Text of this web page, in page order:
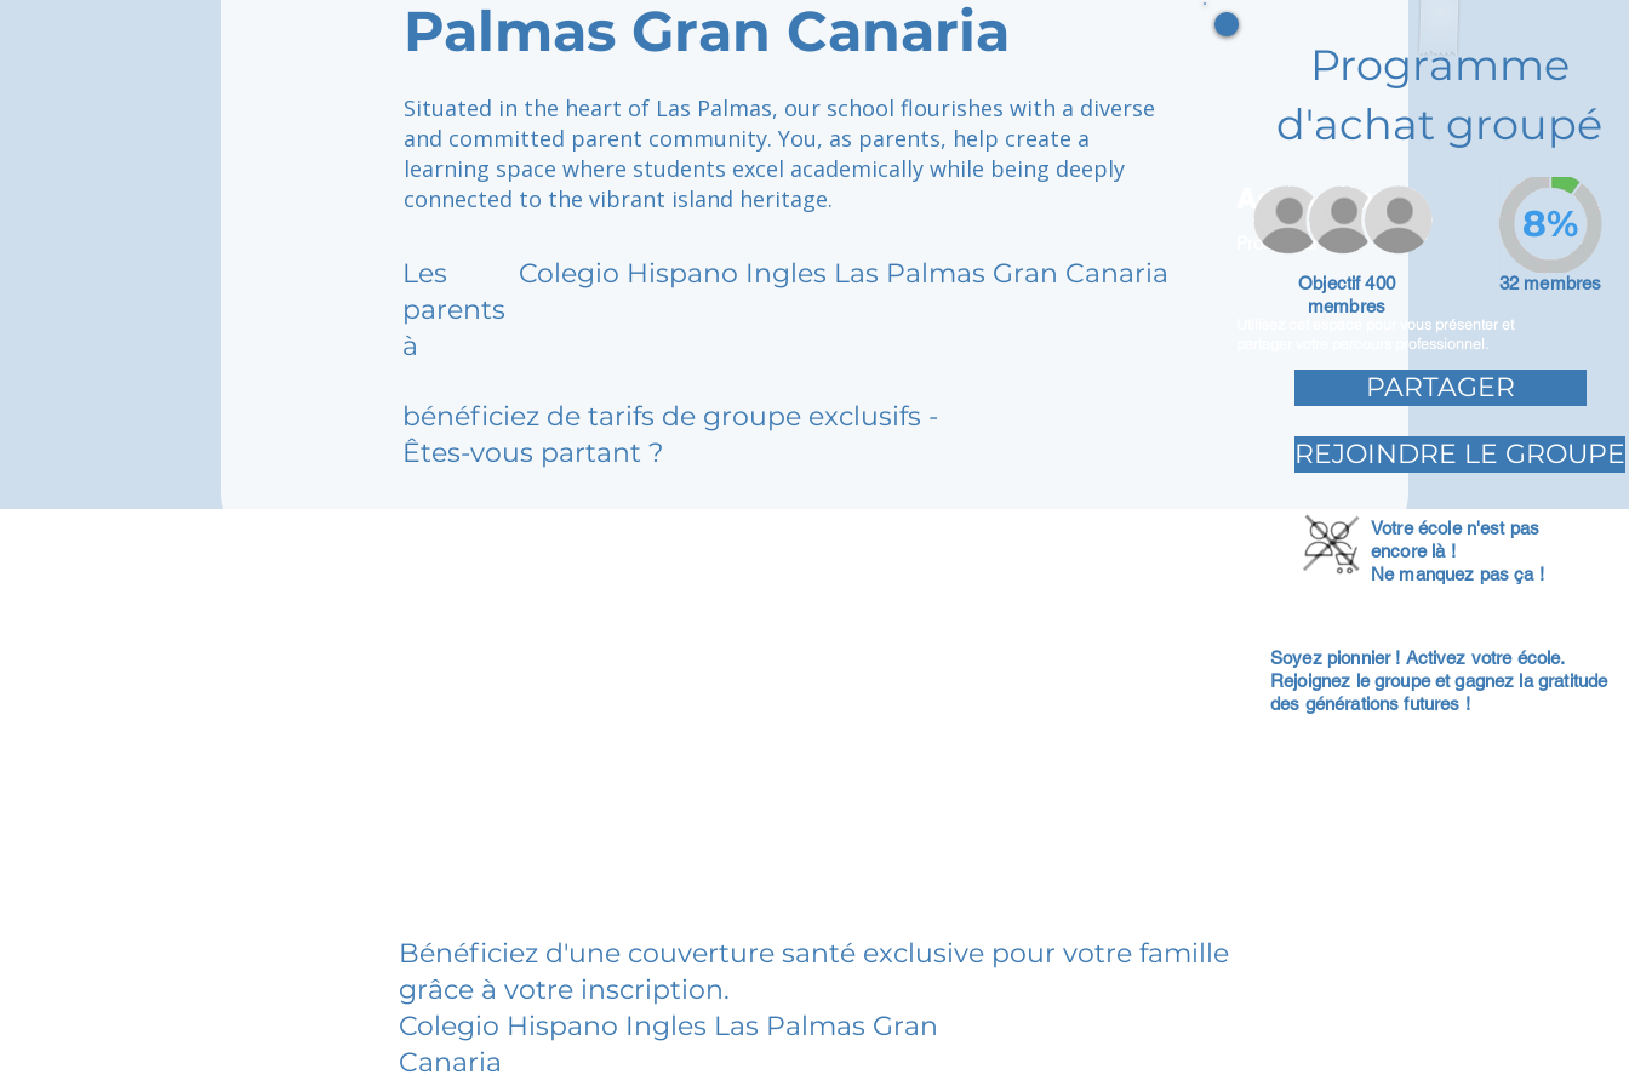
Palmas Gran Canaria
Situated in the heart of Las Palmas, our school flourishes with a diverse
and committed parent community. You, as parents, help create a
learning space where students excel academically while being deeply
connected to the vibrant island heritage.
Les
parents
à
Colegio Hispano Ingles Las Palmas Gran Canaria
bénéficiez de tarifs de groupe exclusifs -
Êtes-vous partant ?
Adam Caar
Promoteur
Utilisez cet espace pour vous présenter et
partager votre parcours professionnel.
Programme
d'achat groupé
Objectif 400
membres
32 membres
8%
PARTAGER
REJOINDRE LE GROUPE
Votre école n'est pas
encore là !
Ne manquez pas ça !
Soyez pionnier ! Activez votre école.
Rejoignez le groupe et gagnez la gratitude
des générations futures !
Bénéficiez d'une couverture santé exclusive pour votre famille
grâce à votre inscription.
Colegio Hispano Ingles Las Palmas Gran
Canaria